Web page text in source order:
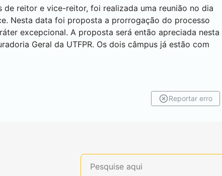
reitor e vice-reitor, foi realizada uma reunião no dia
Nesta data foi proposta a prorrogação do processo
excepcional. A proposta será então apreciada nesta
Geral da UTFPR. Os dois câmpus já estão com
Reportar erro